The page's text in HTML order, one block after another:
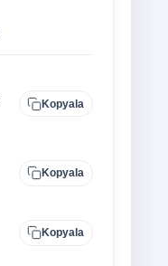
Kopyala
Kopyala
Kopyala